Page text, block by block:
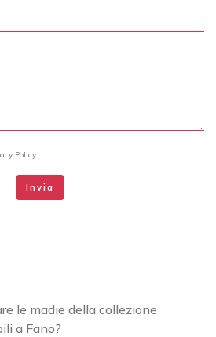
Policy
Invia
le madie della collezione
a Fano?